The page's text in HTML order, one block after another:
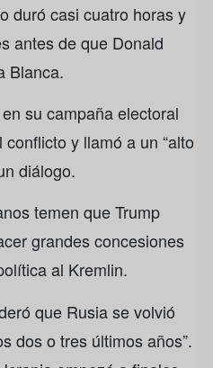
duró casi cuatro horas y
antes de que Donald
Blanca.
su campaña electoral
y llamó a un “alto
diálogo.
temen que Trump
grandes concesiones
al Kremlin.
que Rusia se volvió
dos o tres últimos años”.